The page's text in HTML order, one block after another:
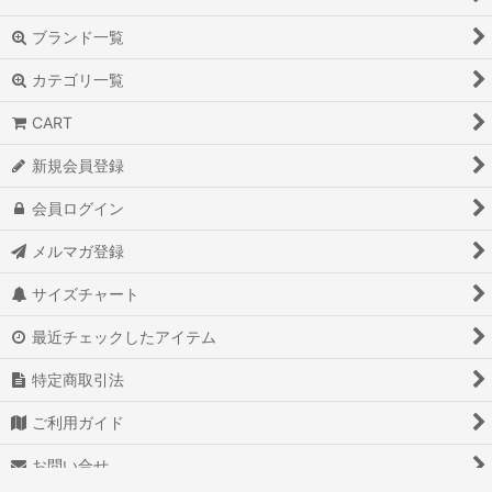
ブランド一覧
カテゴリ一覧
CART
新規会員登録
会員ログイン
メルマガ登録
サイズチャート
最近チェックしたアイテム
特定商取引法
ご利用ガイド
お問い合せ